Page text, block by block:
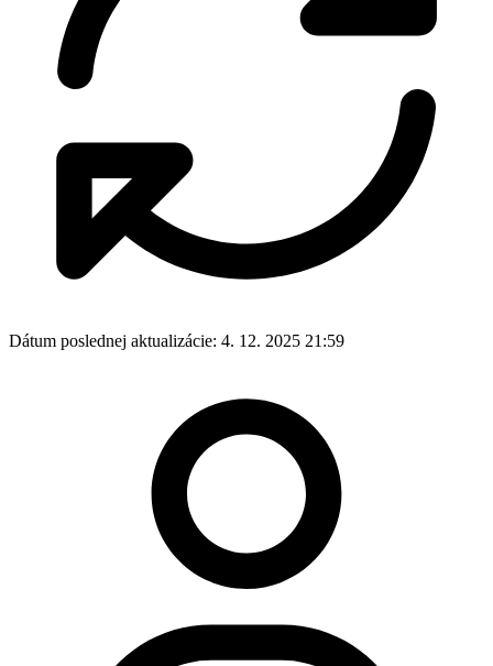
Dátum poslednej aktualizácie: 4. 12. 2025 21:59